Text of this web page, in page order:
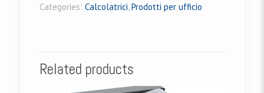
Categories: Calcolatrici Prodotti per ufficio
Related products